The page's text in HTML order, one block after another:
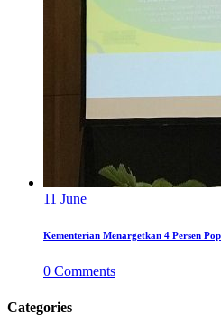
11 June
Kementerian Menargetkan 4 Persen
0 Comments
Categories